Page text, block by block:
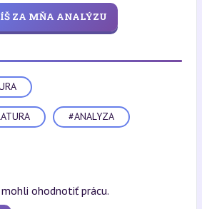
ZA MŇA ANALÝZU
#ANALYZA
ohodnotiť prácu.